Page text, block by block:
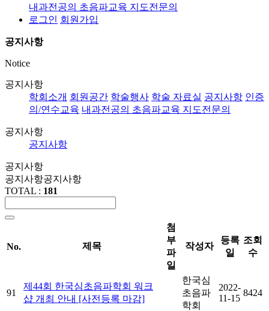
내과전공의 초음파교육 지도전문의
로그인 회원가입
공지사항
Notice
공지사항
학회소개 회원공간 학술행사 학술 자료실 공지사항 인증
의/연수교육 내과전공의 초음파교육 지도전문의
공지사항
공지사항
공지사항
공지사항공지사항
TOTAL : 181
No. 제목
첨
부
파
일
작성자
등록
일
조회
수
91
제44회 한국심초음파학회 워크
샵 개최 안내 [사전등록 마감]
한국심
초음파
학회
2022-
11-15
8424